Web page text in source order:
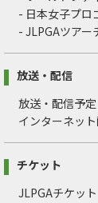
- 日本女子プロ
- JLPGAツアー
放送・配信
放送・配信予定
インターネッ
チケット
JLPGAチケット